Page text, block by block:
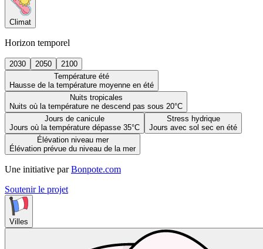
Climat
Horizon temporel
2030 2050
2100
Température été
Hausse de la température moyenne en été
Nuits tropicales
Nuits où la température ne descend pas sous 20°C
Jours de canicule
Jours où la température dépasse 35°C
Stress hydrique
Jours avec sol sec en été
Élévation niveau mer
Élévation prévue du niveau de la mer
Une initiative par Bonpote.com
Soutenir le projet
Villes